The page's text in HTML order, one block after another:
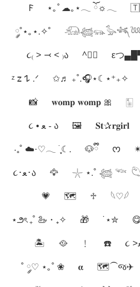
𐊥 ⋆｡ﾟ☁︎｡⋆𓂃 ོ☼𓂃
༘˚⋆｡⋆.✧˚
૮₍ ˃ ⤙ ˂ ₎ა ^ྀི εつ
ᶻ 𝗓 𐰁 .ᐟ ✩♬ ₊˚.🎧⋆☾⋆⁺₊✧
📸 𝐰𝐨𝐦𝐩 𝐰𝐨𝐦𝐩 🎀 🀥
૮ • ﻌ - ა 🖼️ 𝐒𝐭✰𝐫𝐠𝐢𝐫𝐥
‧₊˚ ☁️⋅♡𓂃 ࣪ ִֶָ☾. 🐶ྀི ᰔ
૮･ﻌ･ა 🦅 𓇼 ⋆.˚ 𓆉 𓆝
💗 🗺️ ♱ 𓆩♡𓆪
⋆౨ৎ ₊˚ 🦢・₊✧ 🎁 ˙⋆✮
🏝️ 🥘 ﹗ ☎️
˚ ༘♡ ⋆｡˚ ❀ 𝛂 🗺️⁀જ✈︎